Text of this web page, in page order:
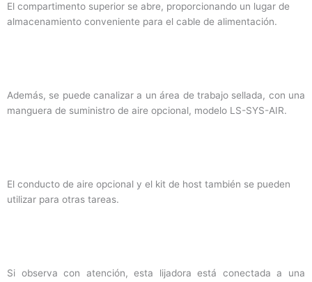
El compartimento superior se abre, proporcionando un lugar de
almacenamiento conveniente para el cable de alimentación.
Además, se puede canalizar a un área de trabajo sellada, con una
manguera de suministro de aire opcional, modelo LS-SYS-AIR.
El conducto de aire opcional y el kit de host también se pueden
utilizar para otras tareas.
Si observa con atención, esta lijadora está conectada a una